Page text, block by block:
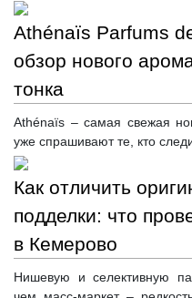
Athénaïs Parfums
обзор нового
тонка
Athénaïs – самая свежая
уже спрашивают те, кто
Как отличить
подделки: что
в Кемерово
Нишевую и селективную